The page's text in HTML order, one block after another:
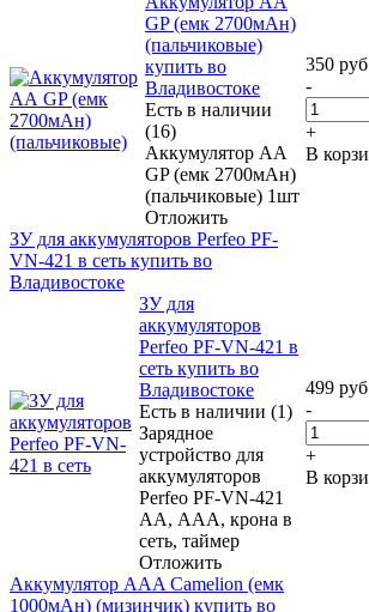
GP (емк 2700мАн)
(пальчиковые)
купить во
Владивостоке
Есть в наличии
(16)
Аккумулятор АА
GP (емк 2700мАн)
(пальчиковые) 1шт
Отложить
350
-
+
В
ЗУ для аккумуляторов Perfeo PF-
VN-421 в сеть купить во
Владивостоке
ЗУ для
аккумуляторов
Perfeo PF-VN-421 в
сеть купить во
Владивостоке
Есть в наличии (1)
Зарядное
устройство для
аккумуляторов
Perfeo PF-VN-421
АА, ААА, крона в
сеть, таймер
Отложить
499
-
+
В
Аккумулятор ААA Camelion (емк
1000мАн) (мизинчик) купить во